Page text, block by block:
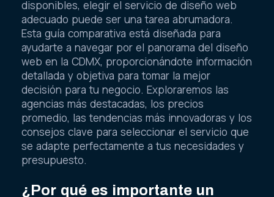
disponibles, elegir el servicio de diseño web
adecuado puede ser una tarea abrumadora.
Esta guía comparativa está diseñada para
ayudarte a navegar por el panorama del diseño
web en la CDMX, proporcionándote información
detallada y objetiva para tomar la mejor
decisión para tu negocio. Exploraremos las
agencias más destacadas, los precios
promedio, las tendencias más innovadoras y los
consejos clave para seleccionar el servicio que
se adapte perfectamente a tus necesidades y
presupuesto.
¿Por qué es importante un